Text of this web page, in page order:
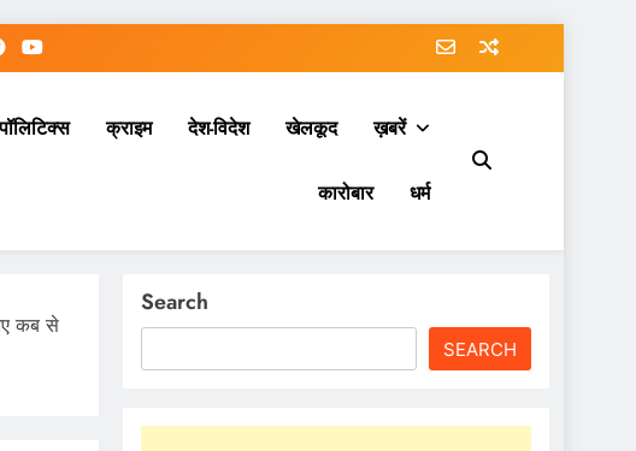
पॉलिटिक्स क्राइम देश-विदेश खेलकूद ख़बरें
कारोबार धर्म
कब से
Search
SEARCH